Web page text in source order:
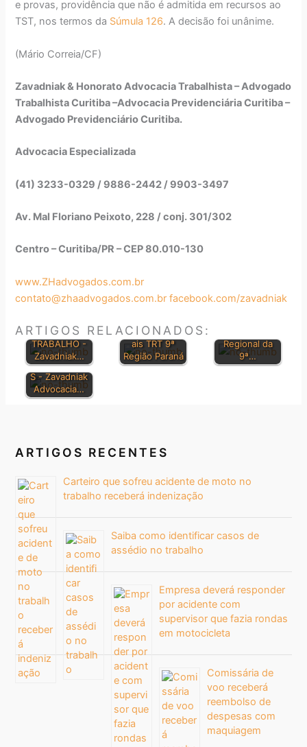
e provas, providência que não é admitida em recursos ao
TST, nos termos da Súmula 126. A decisão foi unânime.
(Mário Correia/CF)
Zavadniak & Honorato Advocacia Trabalhista – Advogado
Trabalhista Curitiba –Advocacia Previdenciária Curitiba –
Advogado Previdenciário Curitiba.
Advocacia Especializada
(41) 3233-0329 / 9886-2442 / 9903-3497
Av. Mal Floriano Peixoto, 228 / conj. 301/302
Centro – Curitiba/PR – CEP 80.010-130
www.ZHadvogados.com.br
contato@zhaadvogados.com.br facebook.com/zavadniak
ARTIGOS RELACIONADOS:
CONSOLIDAÇ
DO
TRABALHO -
Zavadniak…
Jurisprudenci
ais TRT 9ª
Região Paraná
BOLETIM DE
JURISPRUDÊN
Regional da
9ª…
PRINCIPAIS
LEIS
TRABALHISTA
S - Zavadniak
Advocacia…
ARTIGOS RECENTES
Carteiro que sofreu acidente de moto no
trabalho receberá indenização
Saiba como identificar casos de
assédio no trabalho
Empresa deverá responder
por acidente com
supervisor que fazia rondas
em motocicleta
Comissária de
voo receberá
reembolso de
despesas com
maquiagem